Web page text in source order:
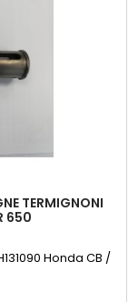
TERMIGNONI
650
Honda CB /